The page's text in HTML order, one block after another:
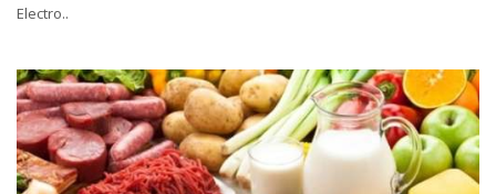
Electro..